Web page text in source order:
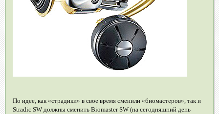
По идее, как «страдики» в свое время сменили «биомастеров», так и
Stradic SW должны сменить Biomaster SW (на сегодняшний день